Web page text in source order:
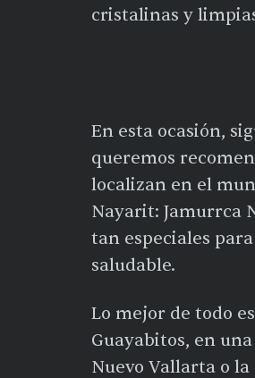
cristalinas y
En esta ocasión,
queremos
localizan en el
Nayarit: Jamurrca
tan especiales
saludable.
Lo mejor de todo
Guayabitos, en
Nuevo Vallarta o la